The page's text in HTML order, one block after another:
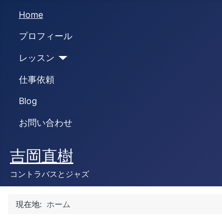
Home
プロフィール
レッスン
仕事依頼
Blog
お問い合わせ
吉岡直樹
コントラバスとジャズ
現在地: ホーム